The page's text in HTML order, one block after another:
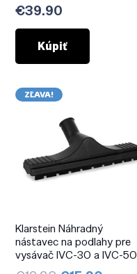
€39.90
Kúpiť
ZĽAVA!
Klarstein Náhradný
nástavec na podlahy pre
vysávač IVC-30 a IVC-50